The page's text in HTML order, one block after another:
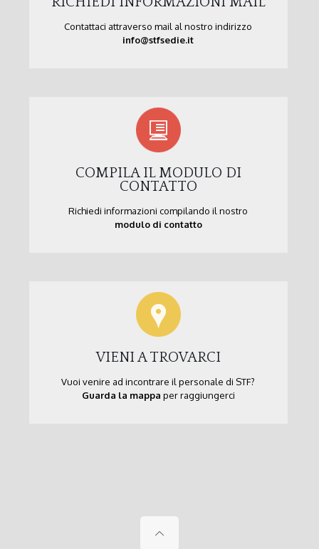
Contattaci attraverso mail al nostro indirizzo
info@stfsedie.it
COMPILA IL MODULO DI
CONTATTO
Richiedi informazioni compilando il nostro
modulo di contatto
VIENI A TROVARCI
Vuoi venire ad incontrare il personale di STF?
Guarda la mappa per raggiungerci